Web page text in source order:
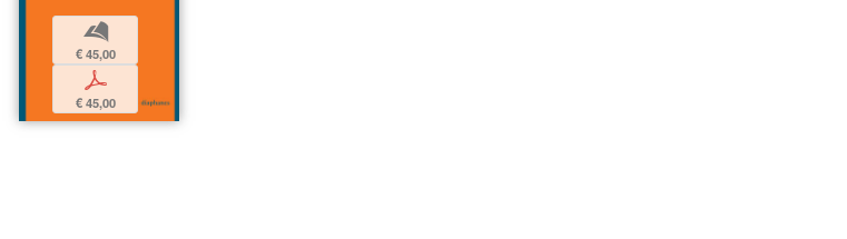
b
€ 45,00
p
€ 45,00